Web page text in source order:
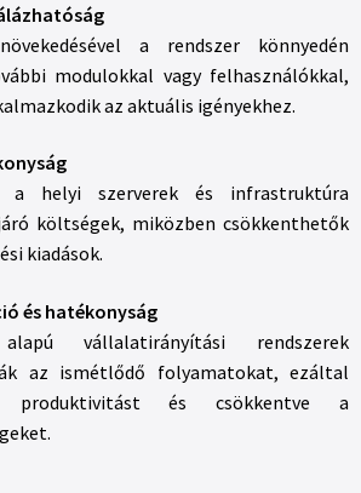
a rendszer könnyedén
modulokkal vagy felhasználókkal,
az aktuális igényekhez.
a helyi szerverek és infrastruktúra
költségek, miközben csökkenthetők
kiadások.
és hatékonyság
vállalatirányítási rendszerek
az ismétlődő folyamatokat, ezáltal
és csökkentve a